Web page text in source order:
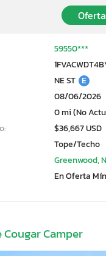
59550***
NE ST E
08/06/2026
0 mi (No
$36,667 USD
Tope/Techo
Greenwood,
En Oferta
Camper